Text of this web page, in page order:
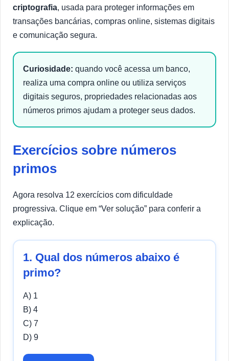
criptografia, usada para proteger informações em
transações bancárias, compras online, sistemas digitais
e comunicação segura.
Curiosidade: quando você acessa um banco,
realiza uma compra online ou utiliza serviços
digitais seguros, propriedades relacionadas aos
números primos ajudam a proteger seus dados.
Exercícios sobre números
primos
Agora resolva 12 exercícios com dificuldade
progressiva. Clique em “Ver solução” para conferir a
explicação.
1. Qual dos números abaixo é
primo?
A) 1
B) 4
C) 7
D) 9